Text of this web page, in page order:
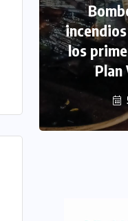
los
Plan